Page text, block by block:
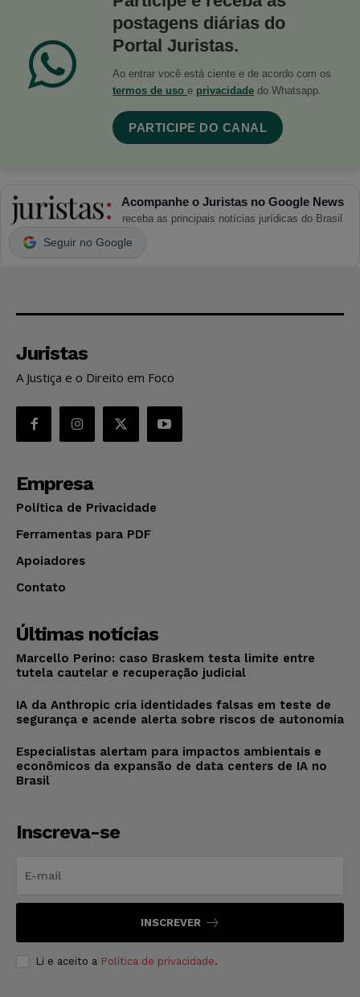
postagens diárias do
Portal Juristas.
Ao entrar você está ciente e de acordo com os
termos de uso e privacidade do Whatsapp.
PARTICIPE DO CANAL
Acompanhe o Juristas no Google News
receba as principais notícias jurídicas do Brasil
Seguir no Google
Juristas
A Justiça e o Direito em Foco
Empresa
Política de Privacidade
Ferramentas para PDF
Apoiadores
Contato
Últimas notícias
Marcello Perino: caso Braskem testa limite entre
tutela cautelar e recuperação judicial
IA da Anthropic cria identidades falsas em teste de
segurança e acende alerta sobre riscos de autonomia
Especialistas alertam para impactos ambientais e
econômicos da expansão de data centers de IA no
Brasil
Inscreva-se
INSCREVER
Li e aceito a Política de privacidade.